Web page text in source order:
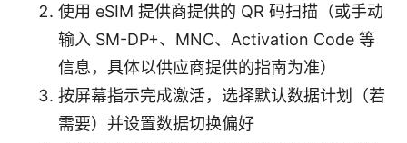
使用 eSIM 提供商提供的 QR 码扫描（或手动
输入 SM-DP+、MNC、Activation Code 等
信息，具体以供应商提供的指南为准）
按屏幕指示完成激活，选择默认数据计划（若
需要）并设置数据切换偏好